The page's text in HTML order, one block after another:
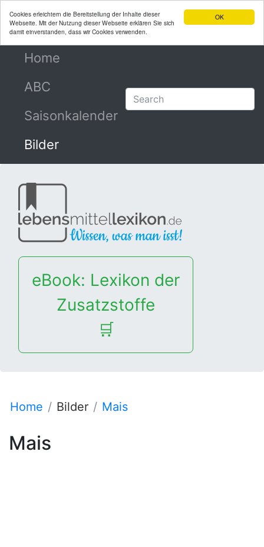
OK
Cookies erleichtern die Bereitstellung der Inhalte dieser
Webseite. Mit der Nutzung dieser Webseite erklären Sie sich
damit einverstanden, dass wir Cookies verwenden.
Home
ABC
Saisonkalender
Bilder
eBook: Lexikon der
Zusatzstoffe
🛒
Home Bilder Mais
Mais